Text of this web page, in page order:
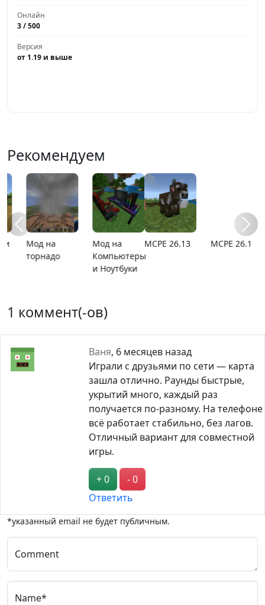
Онлайн
3 / 500
Версия
от 1.19 и выше
Рекомендуем
MCPE 26.13 MCPE 26.1
Карта
расширяющийся
Карта ада
1 коммент(-ов)
Ваня, 6 месяцев назад
Играли с друзьями по сети — карта
зашла отлично. Раунды быстрые,
укрытий много, каждый раз
получается по-разному. На телефоне
всё работает стабильно, без лагов.
Отличный вариант для совместной
игры.
+ 0
- 0
Ответить
*указанный email не будет публичным.
Comment
Name*